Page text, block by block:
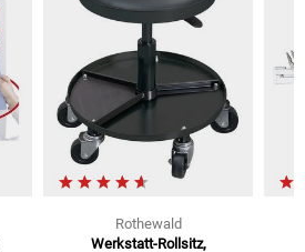
Rothewald
Werkstatt-Rollsitz,